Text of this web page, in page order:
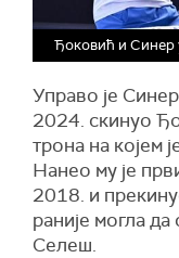
Ђоковић и Синер
Управо је
2024. скинуо
трона на којем
Нанео му је
2018. и
раније могла
Селеш.